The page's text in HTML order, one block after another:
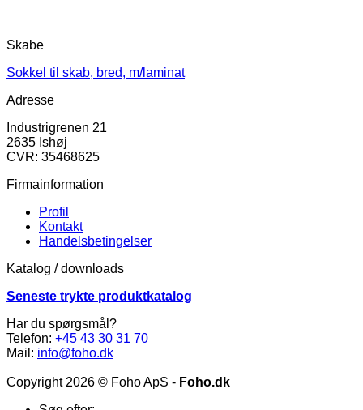
Skabe
Sokkel til skab, bred, m/laminat
Adresse
Industrigrenen 21
2635 Ishøj
CVR: 35468625
Firmainformation
Profil
Kontakt
Handelsbetingelser
Katalog / downloads
Seneste trykte produktkatalog
Har du spørgsmål?
Telefon: +45 43 30 31 70
Mail: info@foho.dk
Copyright 2026 © Foho ApS - Foho.dk